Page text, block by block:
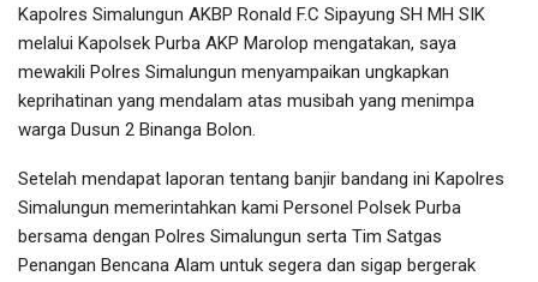
Kapolres Simalungun AKBP Ronald F.C Sipayung SH MH SIK
melalui Kapolsek Purba AKP Marolop mengatakan, saya
mewakili Polres Simalungun menyampaikan ungkapkan
keprihatinan yang mendalam atas musibah yang menimpa
warga Dusun 2 Binanga Bolon.
Setelah mendapat laporan tentang banjir bandang ini Kapolres
Simalungun memerintahkan kami Personel Polsek Purba
bersama dengan Polres Simalungun serta Tim Satgas
Penangan Bencana Alam untuk segera dan sigap bergerak